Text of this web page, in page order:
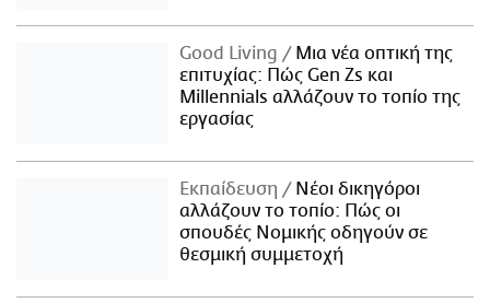
Good Living
Μια νέα οπτική της
επιτυχίας: Πώς Gen Zs και
Millennials αλλάζουν το τοπίο της
εργασίας
Εκπαίδευση
Νέοι δικηγόροι
αλλάζουν το τοπίο: Πώς οι
σπουδές Νομικής οδηγούν σε
θεσμική συμμετοχή